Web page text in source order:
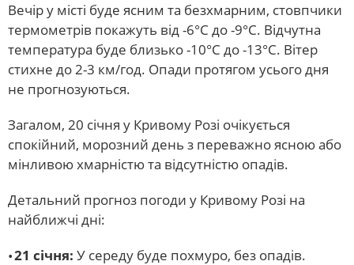
Вечір у місті буде ясним та безхмарним, стовпчики
термометрів покажуть від -6°C до -9°C. Відчутна
температура буде близько -10°C до -13°C. Вітер
стихне до 2-3 км/год. Опади протягом усього дня
не прогнозуються.
Загалом, 20 січня у Кривому Розі очікується
спокійний, морозний день з переважно ясною або
мінливою хмарністю та відсутністю опадів.
Детальний прогноз погоди у Кривому Розі на
найближчі дні:
21 січня: У середу буде похмуро, без опадів.